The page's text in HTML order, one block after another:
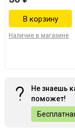
Наличие в магазине
Не знаешь
поможет!